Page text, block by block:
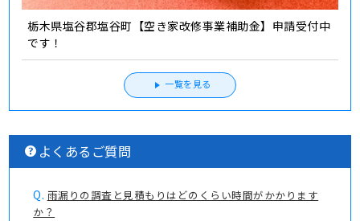
栃木県塩谷郡塩谷町【空き家改修事業補助金】申請受付中
です！
一覧を見る
よくあるご質問
Q. 雨漏りの調査と見積もりはどのくらい時間がかかります
か？